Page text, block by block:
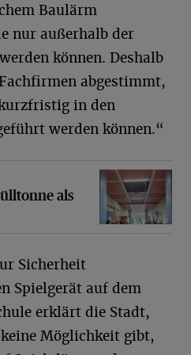
Baulärm
nur außerhalb der
können. Deshalb
abgestimmt,
in den
werden können.“
als Regensammler
als
Sicherheit
Spielgerät auf dem
erklärt die Stadt,
Möglichkeit gibt,